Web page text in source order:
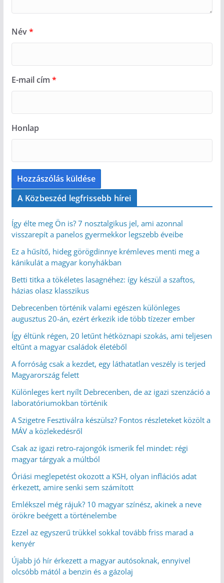
Név*
E-mail cím *
Honlap
A Közbeszéd legfrissebb hírei
Így élte meg Ön is? 7 nosztalgikus jel, ami azonnal
visszarepít a panelos gyermekkor legszebb éveibe
Ez a hűsítő, hideg görögdinnye krémleves menti meg a
kánikulát a magyar konyhákban
Betti titka a tökéletes lasagnéhez: így készül a szaftos,
házias olasz klasszikus
Debrecenben történik valami egészen különleges
augusztus 20-án, ezért érkezik ide több tízezer ember
Így éltünk régen, 20 letűnt hétköznapi szokás, ami teljesen
eltűnt a magyar családok életéből
A forróság csak a kezdet, egy láthatatlan veszély is terjed
Magyarország felett
Különleges kert nyílt Debrecenben, de az igazi szenzáció a
laboratóriumokban történik
A Szigetre Fesztiválra készülsz? Fontos részleteket közölt a
MÁV a közlekedésről
Csak az igazi retro-rajongók ismerik fel mindet: régi
magyar tárgyak a múltból
Óriási meglepetést okozott a KSH, olyan inflációs adat
érkezett, amire senki sem számított
Emlékszel még rájuk? 10 magyar színész, akinek a neve
örökre beégett a történelembe
Ezzel az egyszerű trükkel sokkal tovább friss marad a
kenyér
Újabb jó hír érkezett a magyar autósoknak, ennyivel
olcsóbb mától a benzin és a gázolaj